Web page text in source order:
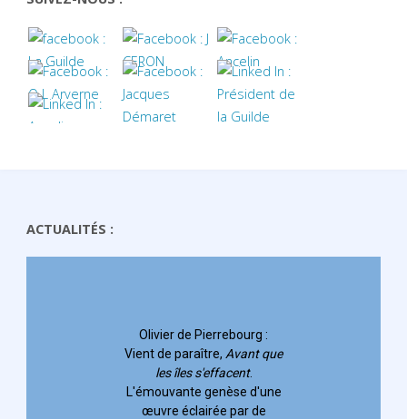
ACTUALITÉS :
Olivier de Pierrebourg :
Vient de paraître, Avant que
les îles s'effacent.
L'émouvante genèse d'une
œuvre éclairée par de